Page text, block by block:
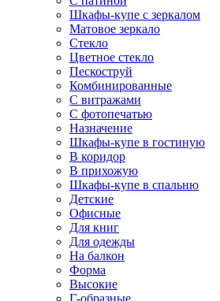
Шкафы-купе с зеркалом
Матовое зеркало
Стекло
Цветное стекло
Пескоструй
Комбинированные
С витражами
С фотопечатью
Назначение
Шкафы-купе в гостиную
В коридор
В прихожую
Шкафы-купе в спальню
Детские
Офисные
Для книг
Для одежды
На балкон
Форма
Высокие
Г-образные